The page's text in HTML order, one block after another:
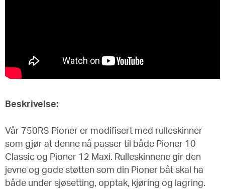
Beskrivelse:
Vår 750RS Pioner er modifisert med rulleskinner
som gjør at denne nå passer til både Pioner 10
Classic og Pioner 12 Maxi. Rulleskinnene gir den
jevne og gode støtten som din Pioner båt skal ha
både under sjøsetting, opptak, kjøring og lagring.